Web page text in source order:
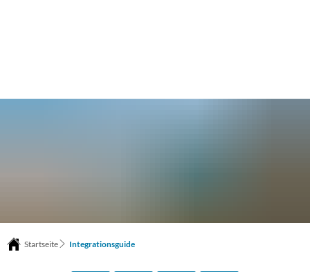
Startseite Integrationsguide